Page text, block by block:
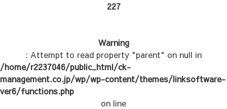
227
Warning
: Attempt to read property "parent" on null in
/home/r2237046/public_html/ck-
management.co.jp/wp/wp-content/themes/linksoftware-
ver6/functions.php
on line